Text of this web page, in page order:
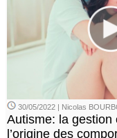
30/05/2022 | Nicolas
Autisme: la gestion
l’origine des